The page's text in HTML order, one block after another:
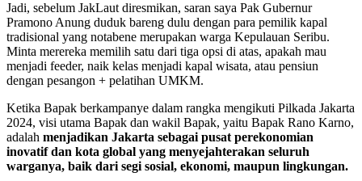
Jadi, sebelum JakLaut diresmikan, saran saya Pak Gubernur
Pramono Anung duduk bareng dulu dengan para pemilik kapal
tradisional yang notabene merupakan warga Kepulauan Seribu.
Minta merereka memilih satu dari tiga opsi di atas, apakah mau
menjadi feeder, naik kelas menjadi kapal wisata, atau pensiun
dengan pesangon + pelatihan UMKM.
Ketika Bapak berkampanye dalam rangka mengikuti Pilkada Jakarta
2024, visi utama Bapak dan wakil Bapak, yaitu Bapak Rano Karno,
adalah menjadikan Jakarta sebagai pusat perekonomian
inovatif dan kota global yang menyejahterakan seluruh
warganya, baik dari segi sosial, ekonomi, maupun lingkungan.